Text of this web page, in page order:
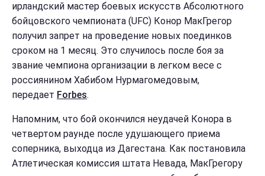
ирландский мастер боевых искусств Абсолютного
бойцовского чемпионата (UFC) Конор МакГрегор
получил запрет на проведение новых поединков
сроком на 1 месяц. Это случилось после боя за
звание чемпиона организации в легком весе с
россиянином Хабибом Нурмагомедовым,
передает Forbes.
Напомним, что бой окончился неудачей Конора в
четвертом раунде после удушающего приема
соперника, выходца из Дагестана. Как постановила
Атлетическая комиссия штата Невада, МакГрегору